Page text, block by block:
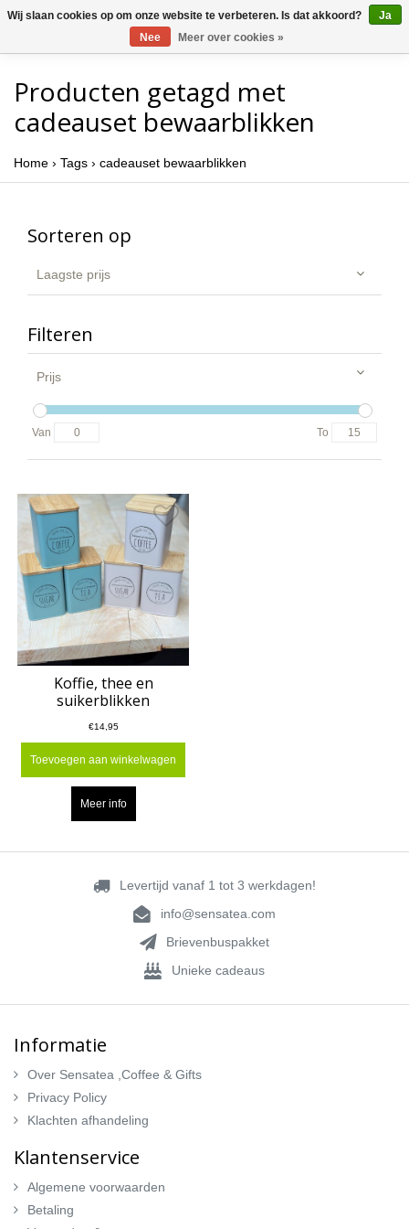
Producten getagd met
cadeauset bewaarblikken
Home › Tags › cadeauset bewaarblikken
Sorteren op
Laagste prijs
Filteren
Prijs
Van To
Koffie, thee en
suikerblikken
€14,95
Toevoegen aan winkelwagen
Meer info
Levertijd vanaf 1 tot 3 werkdagen!
info@sensatea.com
Brievenbuspakket
Unieke cadeaus
Informatie
Over Sensatea ,Coffee & Gifts
Privacy Policy
Klachten afhandeling
Klantenservice
Algemene voorwaarden
Betaling
Wij slaan cookies op om onze website te verbeteren. Is dat akkoord?
Ja
Nee
Meer over cookies »